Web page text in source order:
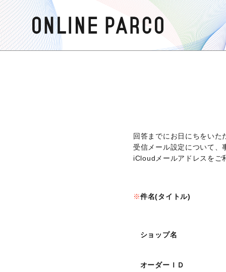
回答までにお日にちをいた
受信メール設定について、
iCloudメールアドレスをご
件名(タイトル)
ショップ名
オーダーＩＤ